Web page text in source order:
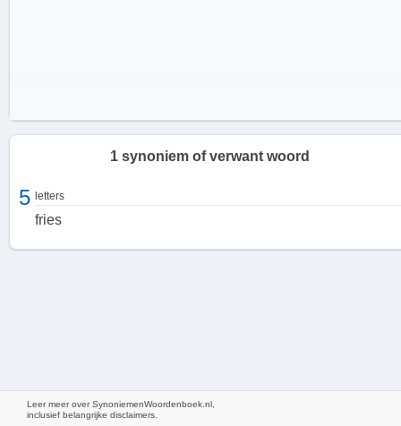
Het bovenstuk van een versierde gevel heeft een symbolische
1 synoniem of verwant woord
5 letters
fries
Leer meer over SynoniemenWoordenboek.nl,
inclusief belangrijke disclaimers.